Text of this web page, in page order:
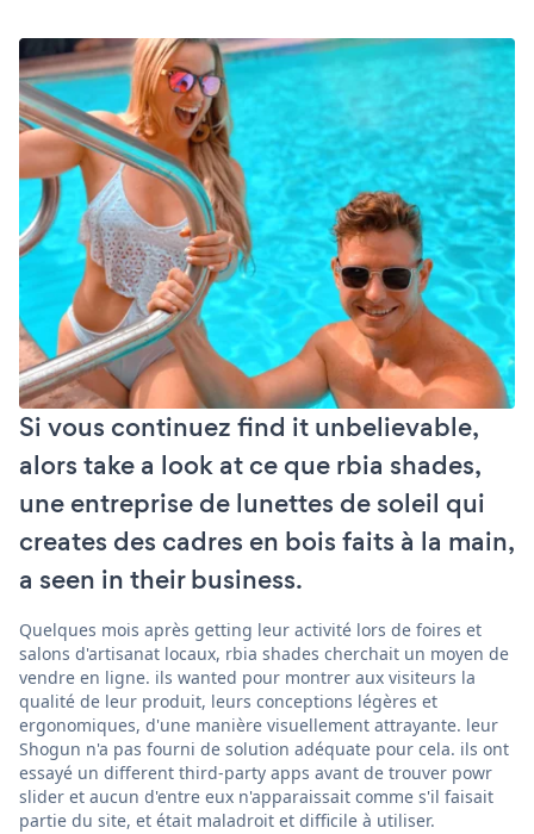
Si vous continuez find it unbelievable,
alors take a look at ce que rbia shades,
une entreprise de lunettes de soleil qui
creates des cadres en bois faits à la main,
a seen in their business.
Quelques mois après getting leur activité lors de foires et
salons d'artisanat locaux, rbia shades cherchait un moyen de
vendre en ligne. ils wanted pour montrer aux visiteurs la
qualité de leur produit, leurs conceptions légères et
ergonomiques, d'une manière visuellement attrayante. leur
Shogun n'a pas fourni de solution adéquate pour cela. ils ont
essayé un different third-party apps avant de trouver powr
slider et aucun d'entre eux n'apparaissait comme s'il faisait
partie du site, et était maladroit et difficile à utiliser.